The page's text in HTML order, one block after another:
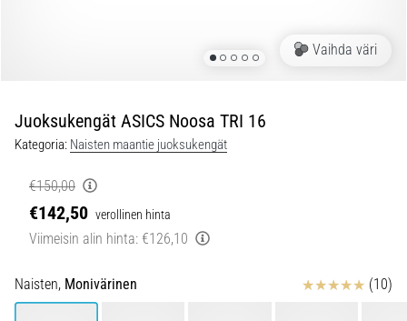
oli
kyseessä
harrastaja
ammattilainen.
5. 8. 2026
Vaihda väri
Juoksukengät ASICS Noosa TRI 16
Kategoria: Naisten maantie juoksukengät
€150,00
€142,50 verollinen hinta
Viimeisin alin hinta: €126,10
Naisten, Monivärinen Arvostelut (10)